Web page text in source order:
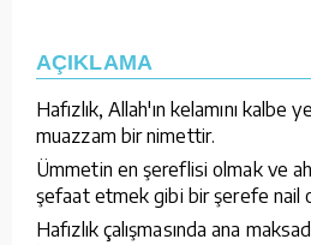
AÇIKLAMA
Hafızlık, Allah'ın kelamını kalbe
muazzam bir nimettir.
Ümmetin en şereflisi olmak ve
şefaat etmek gibi bir şerefe nail
Hafızlık çalışmasında ana